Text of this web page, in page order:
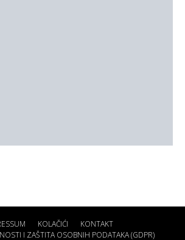
KOLAČIĆI
KONTAKT
I ZAŠTITA OSOBNIH PODATAKA (GDPR)